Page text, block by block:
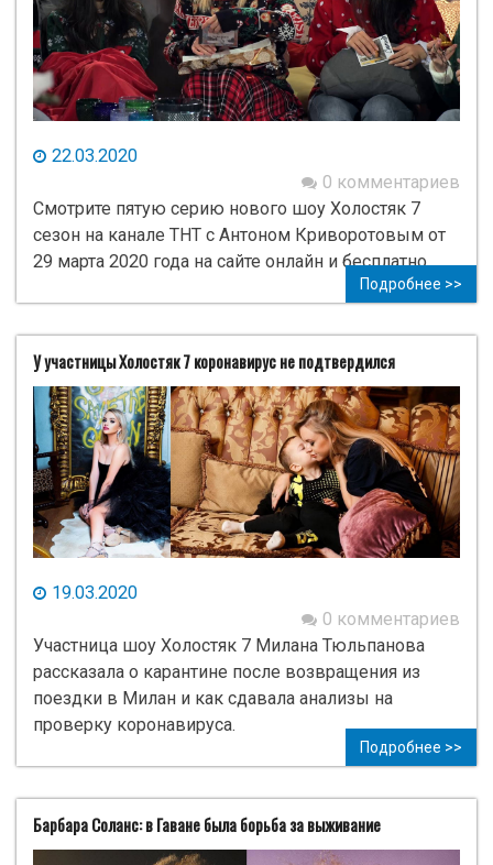
22.03.2020
0 комментариев
Смотрите пятую серию нового шоу Холостяк 7
сезон на канале ТНТ с Антоном Криворотовым от
29 марта 2020 года на сайте онлайн и бесплатно.
Подробнее >>
У участницы Холостяк 7 коронавирус не подтвердился
19.03.2020
0 комментариев
Участница шоу Холостяк 7 Милана Тюльпанова
рассказала о карантине после возвращения из
поездки в Милан и как сдавала анализы на
проверку коронавируса.
Подробнее >>
Барбара Соланс: в Гаване была борьба за выживание